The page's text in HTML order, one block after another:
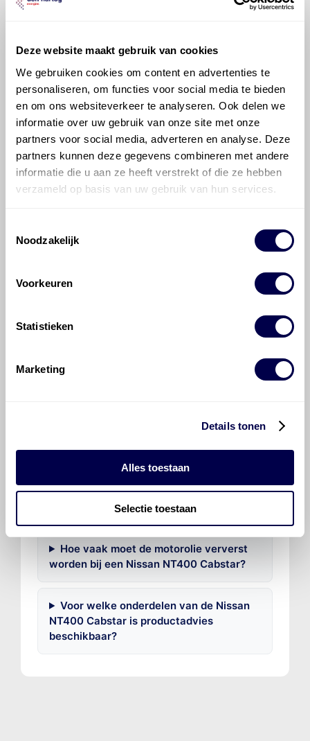
Deze website maakt gebruik van cookies
We gebruiken cookies om content en advertenties te
personaliseren, om functies voor social media te bieden
en om ons websiteverkeer te analyseren. Ook delen we
informatie over uw gebruik van onze site met onze
partners voor social media, adverteren en analyse. Deze
partners kunnen deze gegevens combineren met andere
informatie die u aan ze heeft verstrekt of die ze hebben
verzameld op basis van uw gebruik van hun services.
Noodzakelijk
Voorkeuren
Statistieken
Marketing
Details tonen
Alles toestaan
Selectie toestaan
700 ATF 3353
Veelgestelde vragen over
de Nissan NT400 Cabstar
Welke motorolie adviseert Den Hartog
2.5 dCi DPF Euro 5?
Hoeveel motorolie gaat er in een Nissan
NT400 Cabstar?
Hoe vaak moet de motorolie ververst
worden bij een Nissan NT400 Cabstar?
Voor welke onderdelen van de Nissan
NT400 Cabstar is productadvies
beschikbaar?